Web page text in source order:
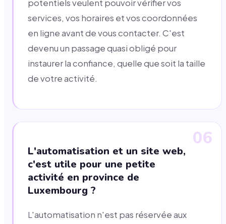
potentiels veulent pouvoir vérifier vos
services, vos horaires et vos coordonnées
en ligne avant de vous contacter. C'est
devenu un passage quasi obligé pour
instaurer la confiance, quelle que soit la taille
de votre activité.
06
L'automatisation et un site web,
c'est utile pour une petite
activité en province de
Luxembourg ?
L'automatisation n'est pas réservée aux